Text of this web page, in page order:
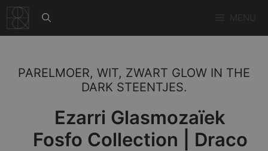
naar
de
PARELMOER, WIT, ZWART GLOW IN THE
DARK STEENTJES.
Ezarri Glasmozaïek
Fosfo Collection | Draco